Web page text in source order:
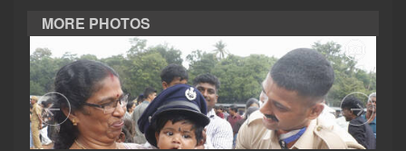
PHOTOS
LIFESTYLE
MORE PHOTOS